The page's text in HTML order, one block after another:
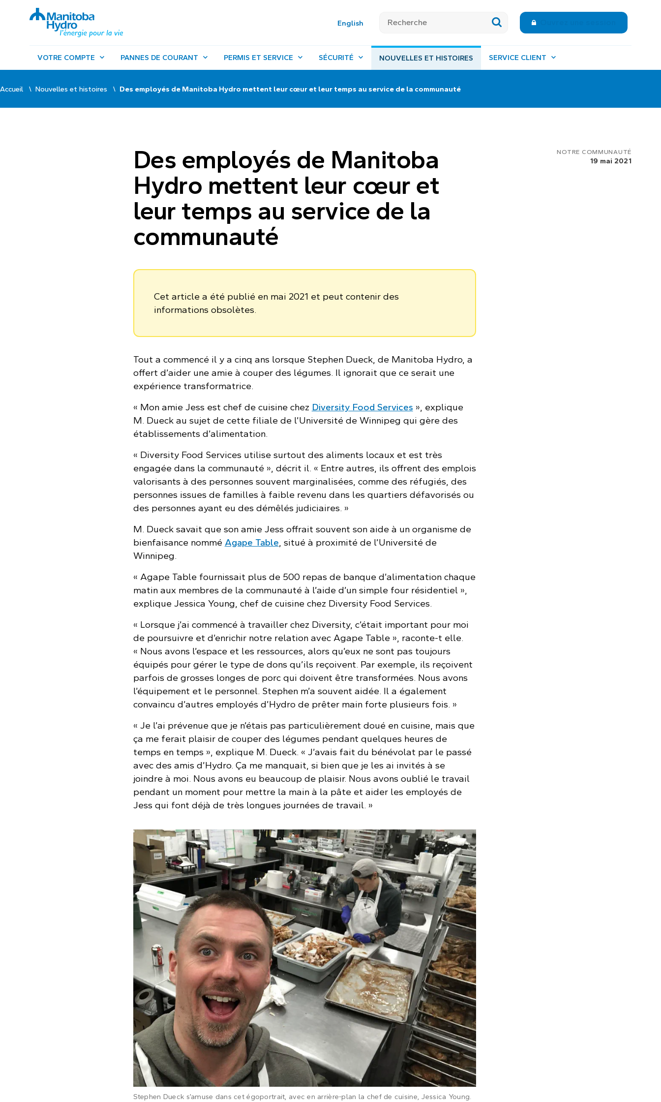
English
VOTRE COMPTE PANNES DE COURANT PERMIS ET SERVICE SÉCURITÉ NOUVELLES ET HISTOIRES SERVICE CLIENT
Accueil Nouvelles et histoires Des employés de Manitoba Hydro mettent leur cœur et leur temps au service de la communauté
NOTRE COMMUNAUTÉ
19 mai 2021
Des employés de Manitoba
Hydro mettent leur cœur et
leur temps au service de la
communauté
Cet article a été publié en mai 2021 et peut contenir des
informations obsolètes.
Tout a commencé il y a cinq ans lorsque Stephen Dueck, de Manitoba Hydro, a
offert d’aider une amie à couper des légumes. Il ignorait que ce serait une
expérience transformatrice.
« Mon amie Jess est chef de cuisine chez Diversity Food Services », explique
M. Dueck au sujet de cette filiale de l’Université de Winnipeg qui gère des
établissements d’alimentation.
« Diversity Food Services utilise surtout des aliments locaux et est très
engagée dans la communauté », décrit il. « Entre autres, ils offrent des emplois
valorisants à des personnes souvent marginalisées, comme des réfugiés, des
personnes issues de familles à faible revenu dans les quartiers défavorisés ou
des personnes ayant eu des démêlés judiciaires. »
M. Dueck savait que son amie Jess offrait souvent son aide à un organisme de
bienfaisance nommé Agape Table , situé à proximité de l’Université de
Winnipeg.
« Agape Table fournissait plus de 500 repas de banque d’alimentation chaque
matin aux membres de la communauté à l’aide d’un simple four résidentiel »,
explique Jessica Young, chef de cuisine chez Diversity Food Services.
« Lorsque j’ai commencé à travailler chez Diversity, c’était important pour moi
de poursuivre et d’enrichir notre relation avec Agape Table », raconte-t elle.
« Nous avons l’espace et les ressources, alors qu’eux ne sont pas toujours
équipés pour gérer le type de dons qu’ils reçoivent. Par exemple, ils reçoivent
parfois de grosses longes de porc qui doivent être transformées. Nous avons
l’équipement et le personnel. Stephen m’a souvent aidée. Il a également
convaincu d’autres employés d’Hydro de prêter main forte plusieurs fois. »
« Je l’ai prévenue que je n’étais pas particulièrement doué en cuisine, mais que
ça me ferait plaisir de couper des légumes pendant quelques heures de
temps en temps », explique M. Dueck. « J’avais fait du bénévolat par le passé
avec des amis d’Hydro. Ça me manquait, si bien que je les ai invités à se
joindre à moi. Nous avons eu beaucoup de plaisir. Nous avons oublié le travail
pendant un moment pour mettre la main à la pâte et aider les employés de
Jess qui font déjà de très longues journées de travail. »
Stephen Dueck s’amuse dans cet égoportrait, avec en arrière-plan la chef de cuisine, Jessica Young.